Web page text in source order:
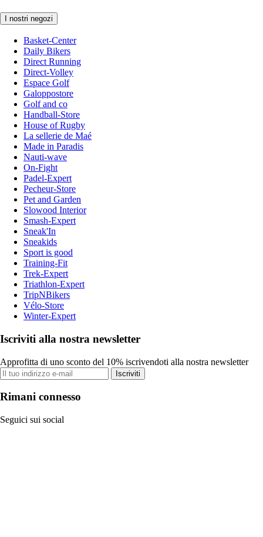
I nostri negozi
Basket-Center
Daily Bikers
Direct Running
Direct-Volley
Espace Golf
Galoppostore
Golf and co
Handball-Store
House of Rugby
La sellerie de Maé
Made in Paradis
Nauti-wave
On-Fight
Padel-Expert
Pecheur-Store
Pet and Garden
Slowood Interior
Smash-Expert
Sneak'In
Sneakids
Sport is good
Training-Fit
Trek-Expert
Triathlon-Expert
TripNBikers
Vélo-Store
Winter-Expert
Iscriviti alla nostra newsletter
Approfitta di uno sconto del 10% iscrivendoti alla nostra newsletter
Iscriviti
Rimani connesso
Seguici sui social